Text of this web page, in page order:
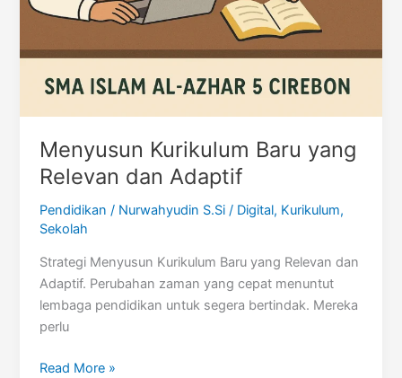
Menyusun Kurikulum Baru yang
Relevan dan Adaptif
Pendidikan / Nurwahyudin S.Si / Digital, Kurikulum,
Sekolah
Strategi Menyusun Kurikulum Baru yang Relevan dan
Adaptif. Perubahan zaman yang cepat menuntut
lembaga pendidikan untuk segera bertindak. Mereka
perlu
Menyusun
Read More »